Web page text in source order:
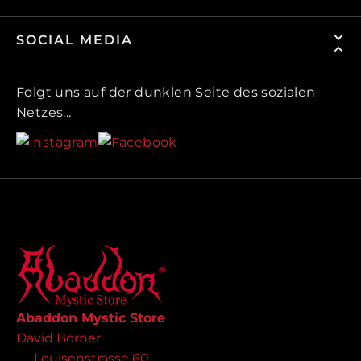
SOCIAL MEDIA
Folgt uns auf der dunklen Seite des sozialen
Netzes...
Abaddon Mystic Store
David Börner